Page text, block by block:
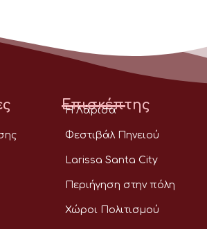
Επισκέπτης
Η Λάρισα
Φεστιβάλ Πηνειού
Larissa Santa City
Περιήγηση στην πόλη
Χώροι Πολιτισμού